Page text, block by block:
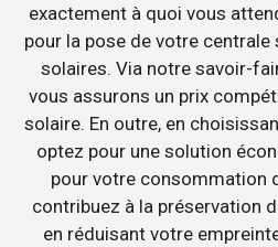
exactement à quoi vous
pour la pose de votre centrale
solaires. Via notre savoir-
vous assurons un prix
solaire. En outre, en
optez pour une solution
pour votre consommation
contribuez à la préservation
en réduisant votre